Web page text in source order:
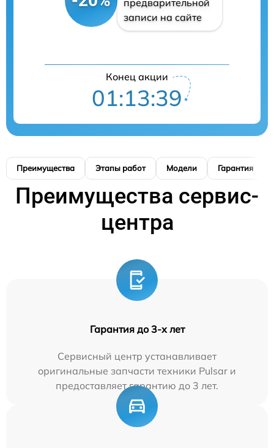
записи на сайте
Конец акции
01:13:38
Преимущества Этапы работ Модели Гарантия
Преимущества сервис-
центра
Гарантия до 3-х лет
Сервисный центр устанавливает
оригинальные запчасти техники Pulsar и
предоставляет гарантию до 3 лет.